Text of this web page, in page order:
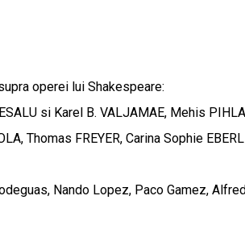
operei lui Shakespeare:
si Karel B. VALJAMAE, Mehis
Thomas FREYER, Carina Sophie
Nando Lopez, Paco Gamez,